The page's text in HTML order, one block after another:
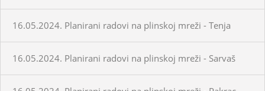
16.05.2024. Planirani radovi na plinskoj mreži - Tenja
16.05.2024. Planirani radovi na plinskoj mreži - Sarvaš